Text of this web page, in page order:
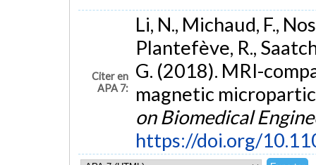
Citer en
APA 7:
Li, N., Michaud, F.,
Plantefève, R.,
G. (2018). MRI-
magnetic
on Biomedical
https://doi.org/